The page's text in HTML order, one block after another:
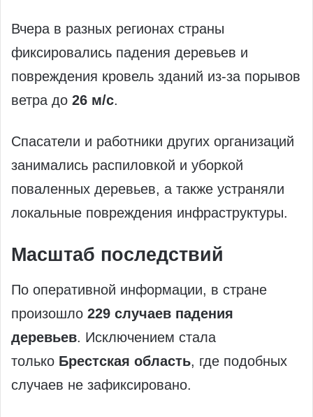
Вчера в разных регионах страны
фиксировались падения деревьев и
повреждения кровель зданий из-за порывов
ветра до 26 м/с.
Спасатели и работники других организаций
занимались распиловкой и уборкой
поваленных деревьев, а также устраняли
локальные повреждения инфраструктуры.
Масштаб последствий
По оперативной информации, в стране
произошло 229 случаев падения
деревьев. Исключением стала
только Брестская область, где подобных
случаев не зафиксировано.